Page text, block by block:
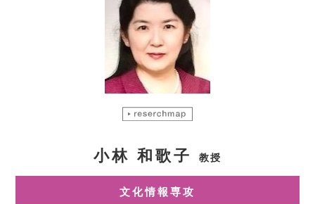
小林 和歌子 教授
文化情報専攻